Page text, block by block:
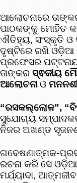
ଆଲୋଚନାରେ
ପାଠକଙ୍କୁ ମୋହିତ
ଐତିହ୍ୟ, ସଂସ୍କୃତି ଓ
ଦୃଷ୍ଟିରେ ରଖି ଓଡ଼ିଆ
ପ୍ରଫେସର
ତାଙ୍କର ସ୍ଵକୀୟ
ଆଲୋଚନାଓ
“ରସକଲ୍ଲୋଳ”,
ସୁଯୋଗ୍ୟ
ନିଜର ଅଖଣ୍ଡ
ଗବେଷଣାତ୍ମକ-
ରଚନା କରି ସେ
ମର୍ଯ୍ୟାଦା,